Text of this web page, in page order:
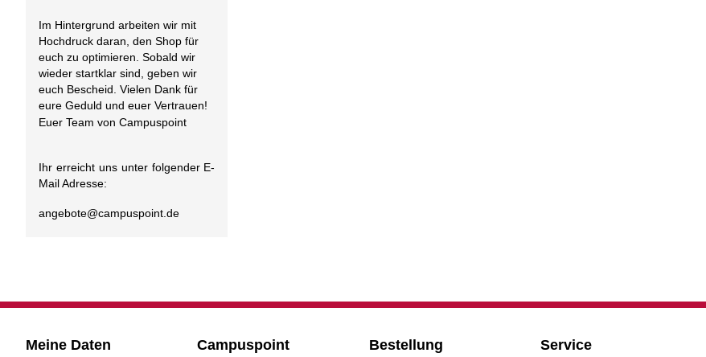
Im Hintergrund arbeiten wir mit
Hochdruck daran, den Shop für
euch zu optimieren. Sobald wir
wieder startklar sind, geben wir
euch Bescheid. Vielen Dank für
eure Geduld und euer Vertrauen!
Euer Team von Campuspoint
Ihr erreicht uns unter folgender E-
Mail Adresse:
angebote@campuspoint.de
Meine Daten Campuspoint Bestellung Service